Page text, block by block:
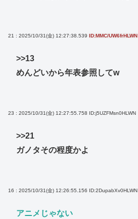
21 : 2025/10/31(金) 12:27:38.539 ID:MMC/UW6frHLWN
>>13
めんどいから年表参照してw
23 : 2025/10/31(金) 12:27:55.758 ID:j5UZFMsn0HLWN
>>21
ガノタその程度かよ
16 : 2025/10/31(金) 12:26:55.156 ID:2DupabXv0HLWN
アニメじゃない